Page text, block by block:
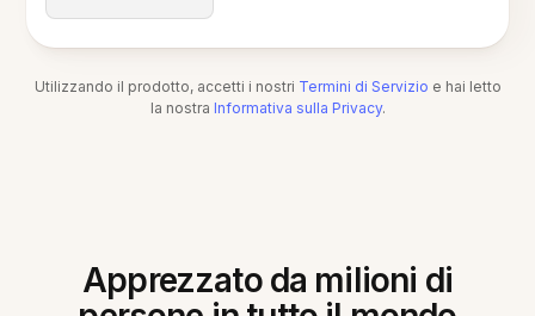
Utilizzando il prodotto, accetti i nostri Termini di Servizio e hai letto
la nostra Informativa sulla Privacy.
Apprezzato da milioni di